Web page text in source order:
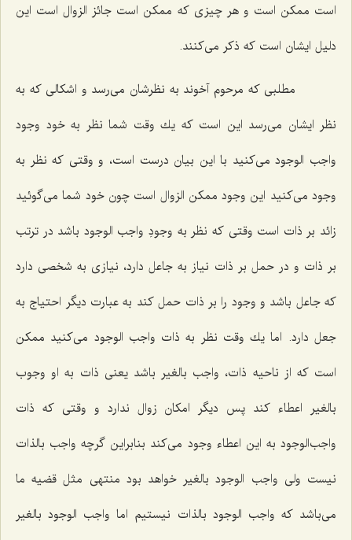
است ممكن است و هر چیزى كه ممكن است جائز الزوال است این
دلیل ایشان است كه ذكر مى‌كنند.
مطلبى كه مرحوم آخوند به نظرشان مى‌رسد و اشكالى كه به
نظر ایشان مى‌رسد این است كه یك وقت شما نظر به خود وجود
واجب الوجود مى‌كنید با این بیان درست است، و وقتى كه نظر به
وجود مى‌كنید این وجود ممكن الزوال است چون خود شما مى‌گوئید
زائد بر ذات است وقتى كه نظر به وجودِ واجب الوجود باشد در ترتب
بر ذات و در حمل بر ذات نیاز به جاعل دارد، نیازى به شخصى دارد
كه جاعل باشد و وجود را بر ذات حمل كند به عبارت دیگر احتیاج به
جعل دارد. اما یك وقت نظر به ذات واجب الوجود مى‌كنید ممكن
است كه از ناحیه ذات، واجب بالغیر باشد یعنى ذات به او وجوب
بالغیر اعطاء كند پس دیگر امكان زوال ندارد و وقتى كه ذات
واجب‌الوجود به این اعطاء وجود مى‌كند بنابراین گرچه واجب بالذات
نیست ولى واجب الوجود بالغیر خواهد بود منتهى مثل قضیه ما
مى‌باشد كه واجب الوجود بالذات نیستیم اما واجب الوجود بالغیر